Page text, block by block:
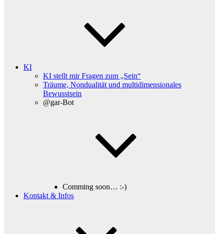
KI
KI stellt mir Fragen zum „Sein“
Träume, Nondualität und multidimensionales
Bewusstsein
@gar-Bot
Comming soon… :-)
Kontakt & Infos